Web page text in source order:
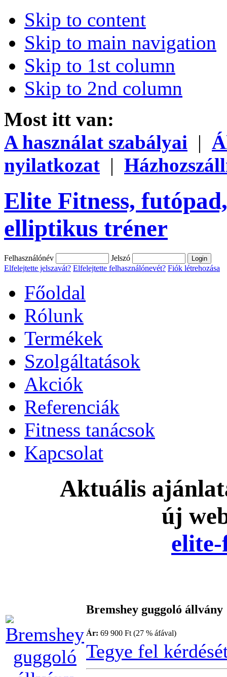
Skip to content
Skip to main navigation
Skip to 1st column
Skip to 2nd column
Most itt van:
A használat szabályai |
nyilatkozat |
Elite Fitness,
elliptikus tréner
Felhasználónév
Jelszó
Elfelejtette jelszavát? Elfelejtette felhasználónevét? Fiók létrehozása
Főoldal
Rólunk
Termékek
Szolgáltatások
Akciók
Referenciák
Fitness tanácsok
Kapcsolat
Aktuális
új
Bremshey guggoló állvány
Ár: 69 900 Ft (27 % áfával)
Tegye fel